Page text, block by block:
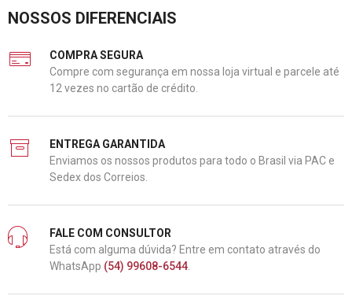
NOSSOS DIFERENCIAIS
COMPRA SEGURA
Compre com segurança em nossa loja virtual e parcele até
12 vezes no cartão de crédito.
ENTREGA GARANTIDA
Enviamos os nossos produtos para todo o Brasil via PAC e
Sedex dos Correios.
FALE COM CONSULTOR
Está com alguma dúvida? Entre em contato através do
WhatsApp (54) 99608-6544